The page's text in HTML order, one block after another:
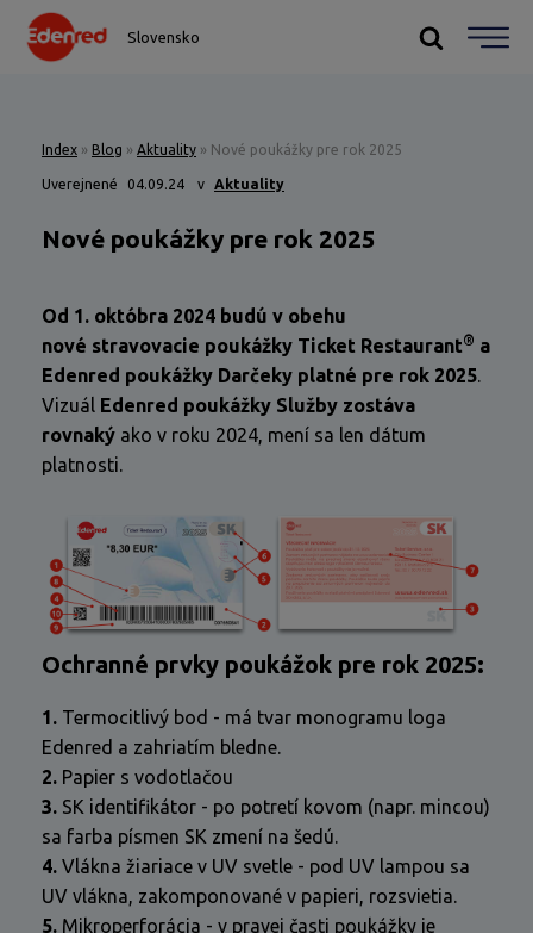
Slovensko
Index » Blog » Aktuality » Nové poukážky pre rok 2025
Uverejnené 04.09.24 v Aktuality
Nové poukážky pre rok 2025
Od 1. októbra 2024 budú v obehu
nové stravovacie poukážky Ticket Restaurant® a
Edenred poukážky Darčeky platné pre rok 2025.
Vizuál Edenred poukážky Služby zostáva
rovnaký ako v roku 2024, mení sa len dátum
platnosti.
Ochranné prvky poukážok pre rok 2025:
1. Termocitlivý bod - má tvar monogramu loga
Edenred a zahriatím bledne.
2. Papier s vodotlačou
3. SK identifikátor - po potretí kovom (napr. mincou)
sa farba písmen SK zmení na šedú.
4. Vlákna žiariace v UV svetle - pod UV lampou sa
UV vlákna, zakomponované v papieri, rozsvietia.
5. Mikroperforácia - v pravej časti poukážky je